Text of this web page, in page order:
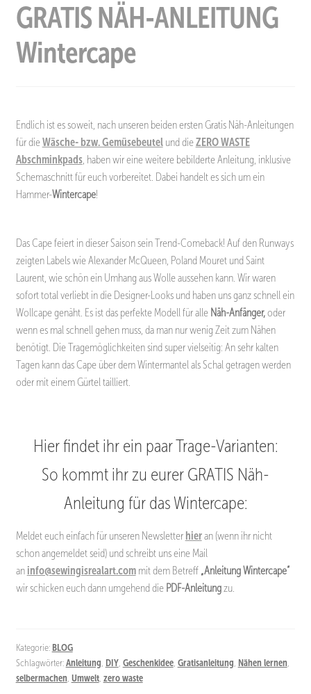
GRATIS NÄH-ANLEITUNG
Wintercape
Endlich ist es soweit, nach unseren beiden ersten Gratis Näh-Anleitungen
für dieWäsche- bzw. Gemüsebeutelund dieZERO WASTE
Abschminkpads, haben wir eine weitere bebilderte Anleitung, inklusive
Schemaschnitt für euch vorbereitet. Dabei handelt es sich um ein
Hammer-Wintercape!
Das Cape feiert in dieser Saison sein Trend-Comeback! Auf den Runways
zeigten Labels wie Alexander McQueen, Poland Mouret und Saint
Laurent, wie schön ein Umhang aus Wolle aussehen kann. Wir waren
sofort total verliebt in die Designer-Looks und haben uns ganz schnell ein
Wollcape genäht. Es ist das perfekte Modell für alle Näh-Anfänger,oder
wenn es mal schnell gehen muss, da man nur wenig Zeit zum Nähen
benötigt. Die Tragemöglichkeiten sind super vielseitig: An sehr kalten
Tagen kann das Cape über dem Wintermantel als Schal getragen werden
oder mit einem Gürtel tailliert.
Hier findet ihr ein paar Trage-Varianten:
So kommt ihr zu eurer GRATIS Näh-
Anleitung für das Wintercape:
Meldet euch einfach für unseren Newsletter hieran (wenn ihr nicht
schon angemeldet seid) und schreibt uns eine Mail
an info@sewingisrealart.commit dem Betreff „Anleitung Wintercape“
wir schicken euch dann umgehend diePDF-Anleitungzu.
Kategorie: BLOG
Schlagwörter:Anleitung, DIY, Geschenkidee, Gratisanleitung, Nähen lernen,
selbermachen, Umwelt, zero waste